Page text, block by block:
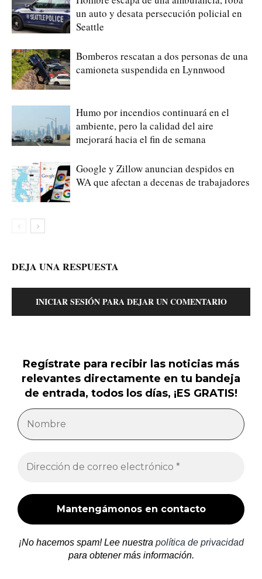
un auto y desata persecución policial en
Seattle
Bomberos rescatan a dos personas de una
camioneta suspendida en Lynnwood
Humo por incendios continuará en el
ambiente, pero la calidad del aire
mejorará hacia el fin de semana
Google y Zillow anuncian despidos en
WA que afectan a decenas de trabajadores
DEJA UNA RESPUESTA
INICIAR SESIÓN PARA DEJAR UN COMENTARIO
Regístrate para recibir las noticias más
relevantes directamente en tu bandeja
de entrada, todos los días, ¡ES GRATIS!
¡No hacemos spam! Lee nuestra política de privacidad
para obtener más información.